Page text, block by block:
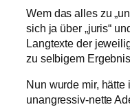
Wem das alles zu
sich ja über „juris“
Langtexte der
zu selbigem
Nun wurde mir,
unangressiv-nette